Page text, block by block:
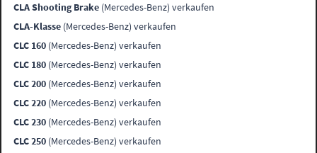
CLA Shooting Brake (Mercedes-Benz) verkaufen
CLA-Klasse (Mercedes-Benz) verkaufen
CLC 160 (Mercedes-Benz) verkaufen
CLC 180 (Mercedes-Benz) verkaufen
CLC 200 (Mercedes-Benz) verkaufen
CLC 220 (Mercedes-Benz) verkaufen
CLC 230 (Mercedes-Benz) verkaufen
CLC 250 (Mercedes-Benz) verkaufen